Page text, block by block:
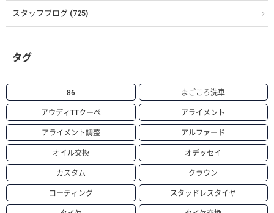
スタッフブログ (725)
タグ
86 まごころ洗車
アウディTTクーペ アライメント
アライメント調整 アルファード
オイル交換 オデッセイ
カスタム クラウン
コーティング スタッドレスタイヤ